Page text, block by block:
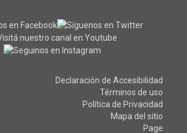
Declaración de Accesibilidad
Términos de uso
Política de Privacidad
Mapa del sitio
Page